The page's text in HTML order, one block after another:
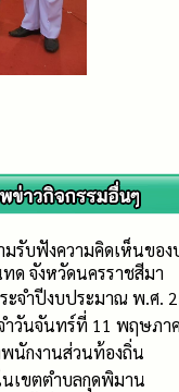
รับฟังความคิดเห็นขอ
ด จังหวัดนครราชสีมา
ะจำปีงบประมาณ พ.ศ.
ำวันจันทร์ที่ 11 พฤษภา
นักงานส่วนท้องถิ่น
เขตตำบลกุดพิมาน